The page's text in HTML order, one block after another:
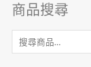
商品搜尋
搜
關